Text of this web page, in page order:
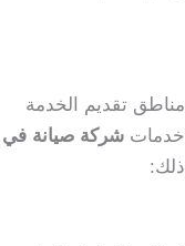
مناطق تقديم الخدمة
خدمات شركة صيانة في
ذلك: